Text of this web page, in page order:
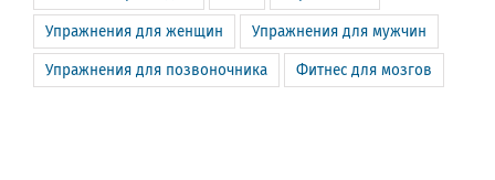
Упражнения для женщин Упражнения для мужчин
Упражнения для позвоночника Фитнес для мозгов